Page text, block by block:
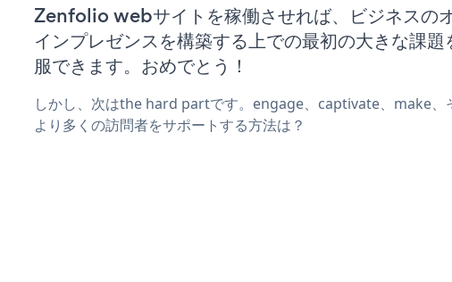
Zenfolio webサイトを稼働させれば、ビジネスの
インプレゼンスを構築する上での最初の大きな課題
服できます。おめでとう！
しかし、次はthe hard partです。engage、captivate、make、
より多くの訪問者をサポートする方法は？